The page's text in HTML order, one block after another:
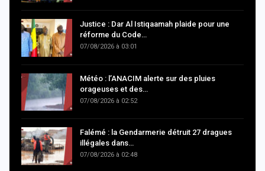
Justice : Dar Al Istiqaamah plaide pour une
réforme du Code…
07/08/2026 à 03:01
Météo : l’ANACIM alerte sur des pluies
orageuses et des…
07/08/2026 à 02:52
Falémé : la Gendarmerie détruit 27 dragues
illégales dans…
07/08/2026 à 02:48